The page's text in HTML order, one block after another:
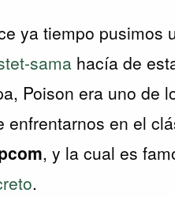
ya tiempo pusimos
sama hacía de
Poison era uno de
enfrentarnos en el
, y la cual es
.